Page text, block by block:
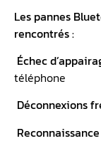
Les pannes
rencontrés :
Échec
téléphone
Déconnexions